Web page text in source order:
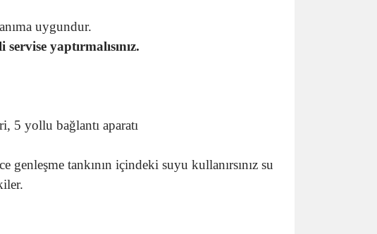
uygundur.
yaptırmalısınız.
5 yollu bağlantı aparatı
genleşme tankının içindeki suyu kullanırsınız su